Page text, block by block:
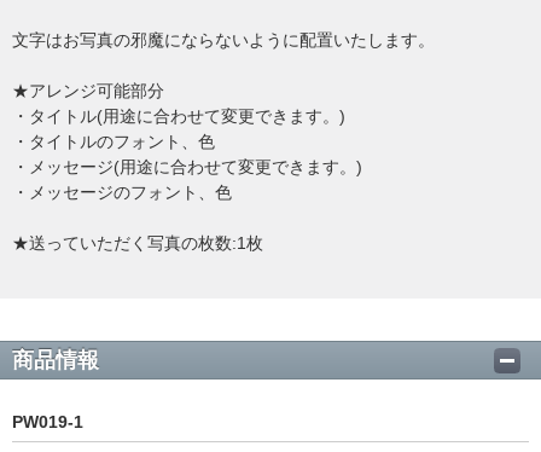
文字はお写真の邪魔にならないように配置いたします。
★アレンジ可能部分
・タイトル(用途に合わせて変更できます。)
・タイトルのフォント、色
・メッセージ(用途に合わせて変更できます。)
・メッセージのフォント、色
★送っていただく写真の枚数:1枚
商品情報
PW019-1